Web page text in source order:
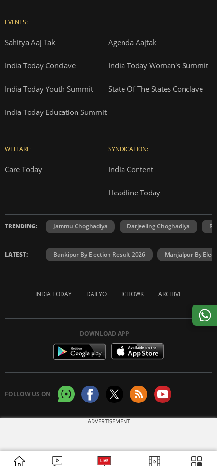
EVENTS:
Sahitya Aaj Tak Agenda Aajtak
India Today Conclave India Today Woman's Summit
India Today Youth Summit State Of The States Conclave
India Today Education Summit
WELFARE:
Care Today
SYNDICATION:
India Content
Headline Today
TRENDING: Jammu Choghadiya Darjeeling Choghadiya
LATEST: Bankipur By Election Result 2026 Manjalpur By
INDIA TODAY DAILYO ICHOWK ARCHIVE
DOWNLOAD APP
FOLLOW US ON
ADVERTISEMENT